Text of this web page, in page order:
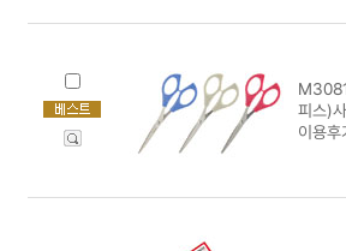
피스)
이용후